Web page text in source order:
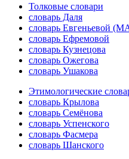
Толковые словари
словарь Даля
словарь Евгеньевой
словарь Ефремовой
словарь Кузнецова
словарь Ожегова
словарь Ушакова
Этимологические
словарь Крылова
словарь Семёнова
словарь Успенского
словарь Фасмера
словарь Шанского